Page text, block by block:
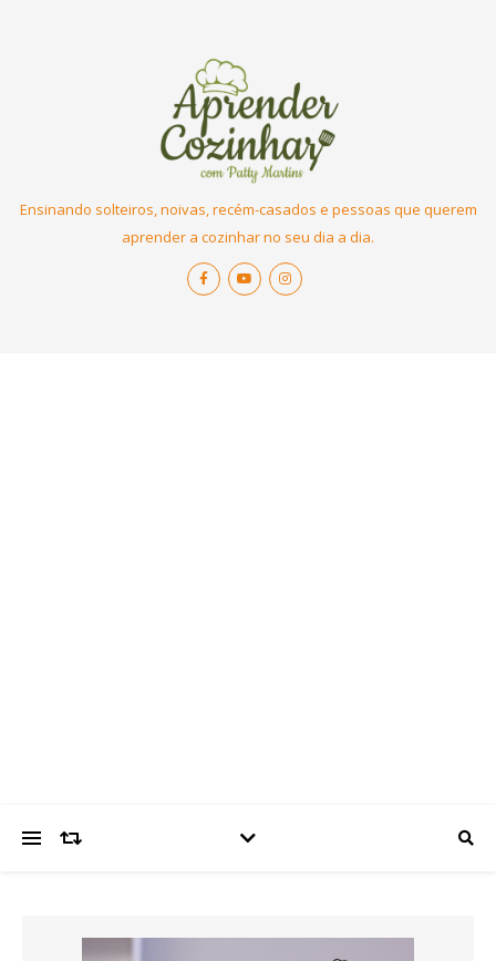
Ensinando solteiros, noivas, recém-casados e pessoas que querem
aprender a cozinhar no seu dia a dia.